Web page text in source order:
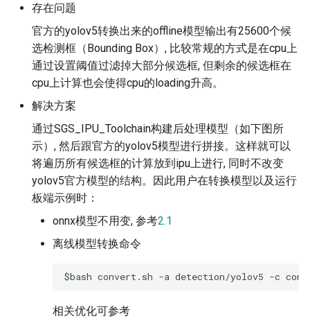
存在问题
官方的yolov5转换出来的offline模型输出有25600个候
选检测框（Bounding Box）, 比较常规的方式是在cpu上
通过设置阈值过滤掉大部分候选框, 但剩余的候选框在
cpu上计算也会使得cpu的loading升高。
解决方案
通过SGS_IPU_Toolchain构建后处理模型（如下图所
示）, 然后跟官方的yolov5模型进行拼接。这样就可以
将遍历所有候选框的计算放到ipu上进行, 同时不改变
yolov5官方模型的结构。因此用户在转换模型以及运行
板端示例时：
onnx模型不用变, 参考2.1
离线模型转换命令
相关优化可参考